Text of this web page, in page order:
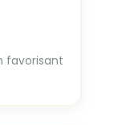
favorisant